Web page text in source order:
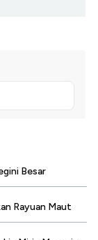
Besar
Rayuan Maut